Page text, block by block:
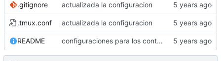
.gitignore actualizada la configuracion
.tmux.conf actualizada la configuracion
README configuraciones para los contenedores del servidor de copincha